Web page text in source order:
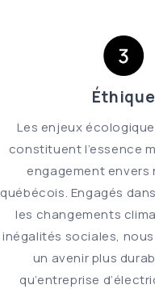
Éthique
Les enjeux
constituent l’essence
engagement envers
québécois. Engagés
les changements
inégalités sociales,
un avenir plus
qu’entreprise